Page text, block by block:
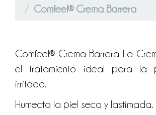
Comfeel® Crema Barrera
Comfeel® Crema Barrera La
el tratamiento ideal para la
irritada.
Humecta la piel seca y lastimada.